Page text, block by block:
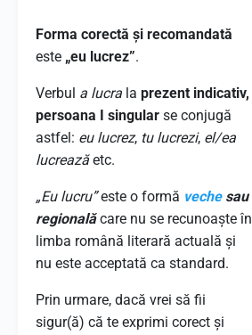
Forma corectă și recomandată
este „eu lucrez”.
Verbul a lucra la prezent indicativ,
persoana I singular se conjugă
astfel: eu lucrez, tu lucrezi, el/ea
lucreazăetc.
„Eu lucru”este o formă vechesau
regionalăcare nu se recunoaște în
limba română literară actuală și
nu este acceptată ca standard.
Prin urmare, dacă vrei să fii
sigur(ă) că te exprimi corect și